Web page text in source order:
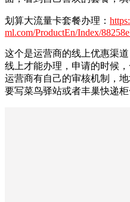
划算大流量卡套餐办理：
ml.com/ProductEn/Index/
这个是运营商的线上优惠渠
线上才能办理，申请的时候
运营商有自己的审核机制，
要写菜鸟驿站或者丰巢快递柜